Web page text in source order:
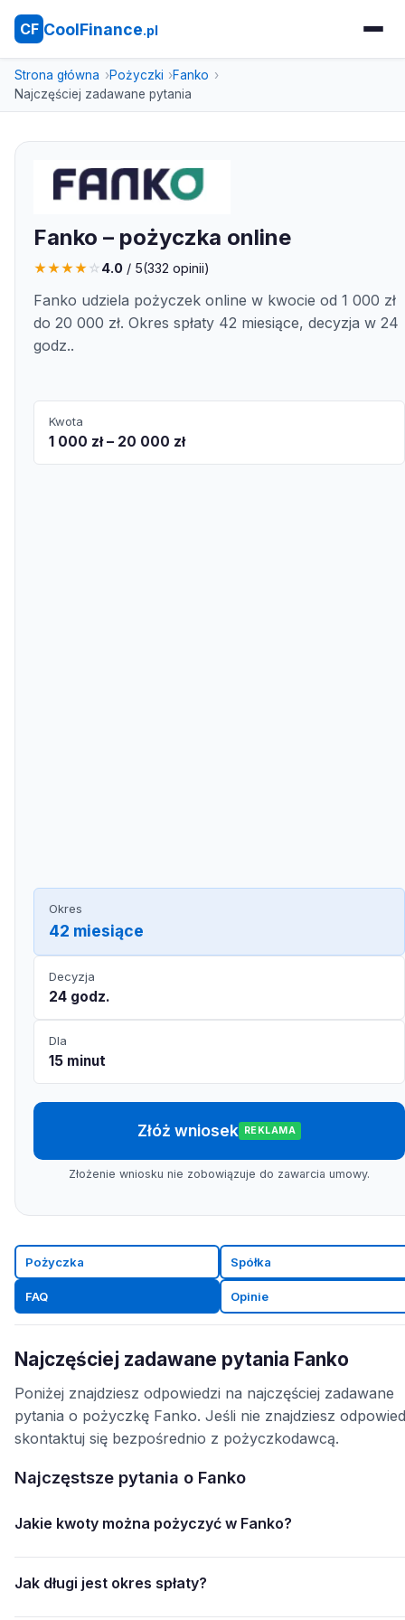
CF CoolFinance.pl
Strona główna Pożyczki
Fanko
Najczęściej zadawane pytania
Fanko – pożyczka online
★★★★☆4.0 / 5(332 opinii)
Fanko udziela pożyczek online w kwocie od 1 000 zł
do 20 000 zł. Okres spłaty 42 miesiące, decyzja w 24
godz..
Kwota
1 000 zł – 20 000 zł
Okres
42 miesiące
Decyzja
24 godz.
Dla
15 minut
Złóż wniosek REKLAMA
Złożenie wniosku nie zobowiązuje do zawarcia umowy.
Pożyczka Spółka
FAQ Opinie
Najczęściej zadawane pytania Fanko
Poniżej znajdziesz odpowiedzi na najczęściej zadawane
pytania o pożyczkę Fanko. Jeśli nie znajdziesz
skontaktuj się bezpośrednio z pożyczkodawcą.
Najczęstsze pytania o Fanko
Jakie kwoty można pożyczyć w Fanko?
Jak długi jest okres spłaty?